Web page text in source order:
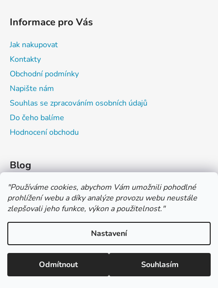
"Používáme cookies, abychom Vám umožnili pohodlné
prohlížení webu a díky analýze provozu webu neustále
zlepšovali jeho funkce, výkon a použitelnost."
Nastavení
Odmítnout Souhlasím
*** TUČNĚ ZVÝRAZNĚNÁ CENA U PRODUKTU JE CENA BEZ DPH
*** Vážení zákazníci, pokud při objednávce zvolíte platbu "PLATBA
NA FAKTURU (PLATBA PŘEDEM)" NEPLAŤTE prosím za zboží
ihned po ukončení objednávky. PLATEBNÍ ÚDAJE VÁM BUDOU
Informace pro Vás
Jak nakupovat
Kontakty
Obchodní podmínky
Napište nám
Souhlas se zpracováním osobních údajů
Do čeho balíme
Hodnocení obchodu
Blog
Čím můžeš psát do sešitu?
Jak na číslování sešitů
Značení tvrdosti grafitových tužek
Vytvořil Shoptet
Copyright 2026COLOR OFFICE s.r.o.. Všechna práva
vyhrazena.Upravit nastavení cookies